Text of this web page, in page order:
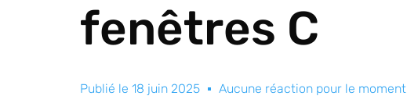
fenêtres C
Publié le 18 juin 2025 Aucune réaction pour le moment